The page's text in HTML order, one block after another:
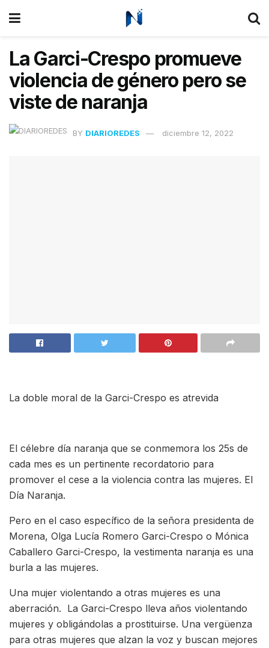
La Garci-Crespo promueve
violencia de género pero se
viste de naranja
BY DIARIOREDES diciembre 12, 2022
La doble moral de la Garci-Crespo es atrevida
El célebre día naranja que se conmemora los 25s de
cada mes es un pertinente recordatorio para
promover el cese a la violencia contra las mujeres. El
Día Naranja.
Pero en el caso específico de la señora presidenta de
Morena, Olga Lucía Romero Garci-Crespo o Mónica
Caballero Garci-Crespo, la vestimenta naranja es una
burla a las mujeres.
Una mujer violentando a otras mujeres es una
aberración. La Garci-Crespo lleva años violentando
mujeres y obligándolas a prostituirse. Una vergüenza
para otras mujeres que alzan la voz y buscan mejores